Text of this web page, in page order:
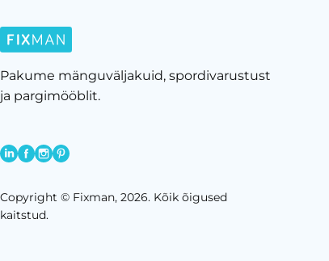
Pakume mänguväljakuid, spordivarustust
ja pargimööblit.
Copyright © Fixman, 2026. Kõik õigused
kaitstud.